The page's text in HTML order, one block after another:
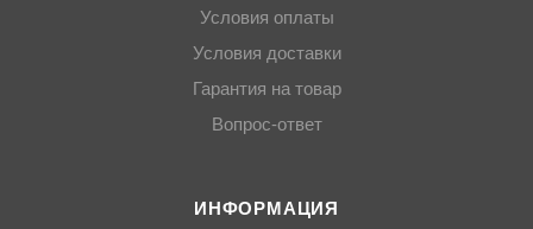
Условия оплаты
Условия доставки
Гарантия на товар
Вопрос-ответ
ИНФОРМАЦИЯ